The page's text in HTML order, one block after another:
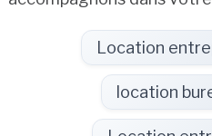
Location
location